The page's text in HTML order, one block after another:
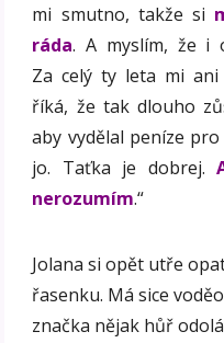
mi smutno, takže si
ráda. A myslím, že i
Za celý ty leta mi ani
říká, že tak dlouho
aby vydělal peníze
jo. Taťka je dobrej.
nerozumím.“
Jolana si opět utře
řasenku. Má sice
značka nějak hůř